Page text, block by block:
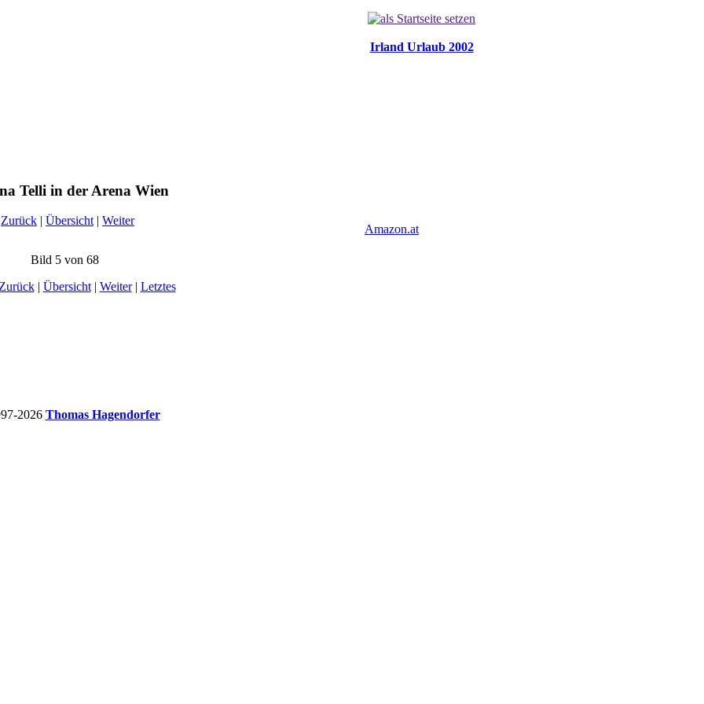
Irland Urlaub 2002
Telli in der Arena Wien
Zurück | Übersicht| Weiter
Bild 5 von 68
| Übersicht| Weiter| Letztes
Amazon.at
2026 Thomas Hagendorfer